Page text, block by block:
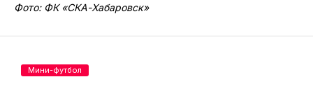
Фото: ФК «СКА-Хабаровск»
Мини-футбол